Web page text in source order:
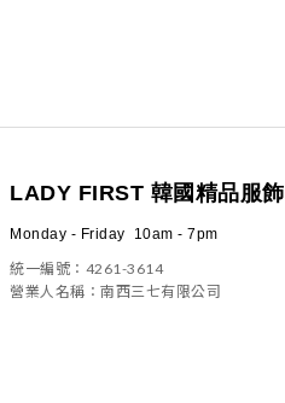
LADY FIRST 韓國精品服飾
Monday - Friday 10am - 7pm
統一編號：4261-3614
營業人名稱：南西三七有限公司